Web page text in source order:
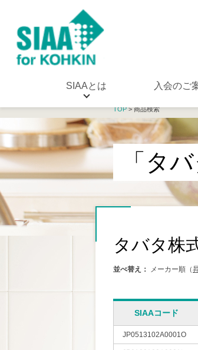
SIAAとは 入会のご
TOP> 商品検索
「タ
タバタ株
並べ替え： メーカー順（
SIAAコード
JP0513102A0001O